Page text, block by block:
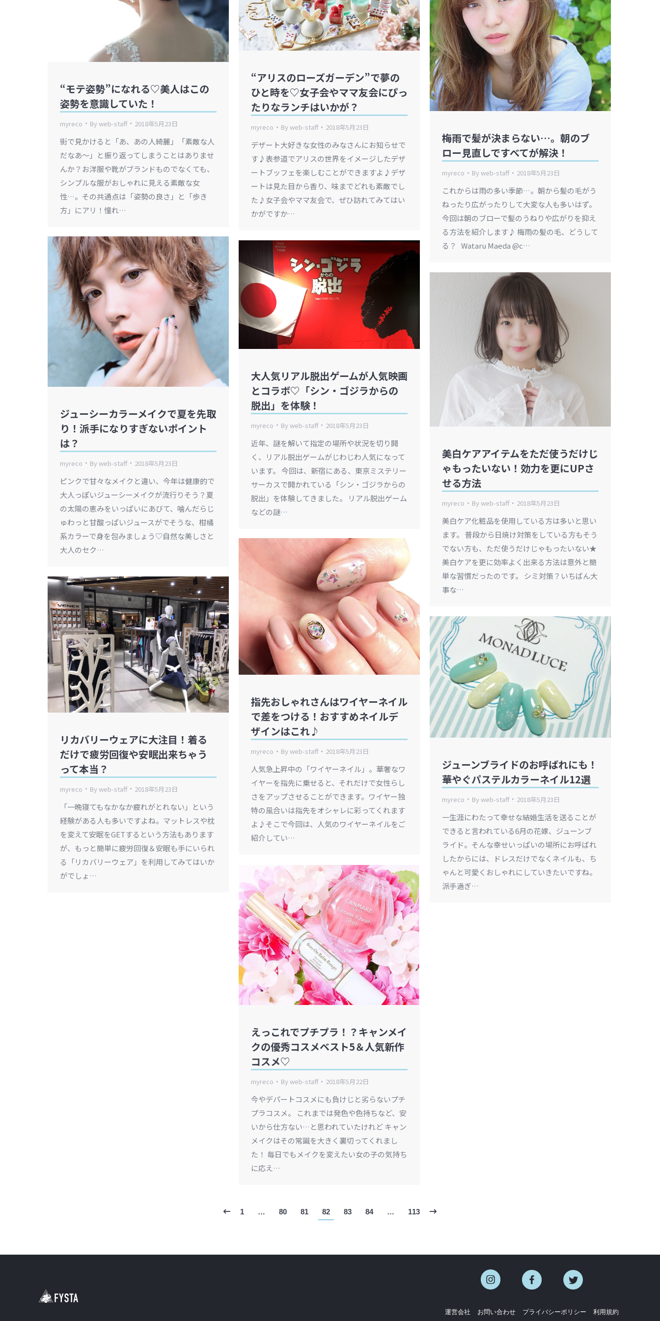
“モテ姿勢”になれる♡美人はこの
姿勢を意識していた！
myreco Byweb-staff 2018年5月23日
街で見かけると「あ、あの人綺麗」「素敵な人
だなあ～」と振り返ってしまうことはありませ
んか？お洋服や靴がブランドものでなくても、
シンプルな服がおしゃれに見える素敵な女
性…。その共通点は「姿勢の良さ」と「歩き
方」にアリ！憧れ…
“アリスのローズガーデン”で夢の
ひと時を♡女子会やママ友会にぴっ
たりなランチはいかが？
myreco Byweb-staff 2018年5月23日
デザート大好きな女性のみなさんにお知らせで
す♪表参道でアリスの世界をイメージしたデザ
ートブッフェを楽しむことができますよ♪デザ
ートは見た目から香り、味までどれも素敵でし
た♪女子会やママ友会で、ぜひ訪れてみてはい
かがですか…
梅雨で髪が決まらない…。朝のブ
ロー見直しですべてが解決！
myreco Byweb-staff 2018年5月23日
これからは雨の多い季節…。朝から髪の毛がう
ねったり広がったりして大変な人も多いはず。
今回は朝のブローで髪のうねりや広がりを抑え
る方法を紹介します♪ 梅雨の髪の毛、どうして
る？ Wataru Maeda @c…
ジューシーカラーメイクで夏を先取
り！派手になりすぎないポイント
は？
myreco Byweb-staff 2018年5月23日
ピンクで甘々なメイクと違い、今年は健康的で
大人っぽいジューシーメイクが流行りそう？夏
の太陽の恵みをいっぱいにあびて、噛んだらじ
ゅわっと甘酸っぱいジュースがでそうな、柑橘
系カラーで身を包みましょう♡自然な美しさと
大人のセク…
大人気リアル脱出ゲームが人気映画
とコラボ♡「シン・ゴジラからの
脱出」を体験！
myreco Byweb-staff 2018年5月23日
近年、謎を解いて指定の場所や状況を切り開
く、リアル脱出ゲームがじわじわ人気になって
います。 今回は、新宿にある、東京ミステリー
サーカスで開かれている「シン・ゴジラからの
脱出」を体験してきました。 リアル脱出ゲーム
などの謎…
美白ケアアイテムをただ使うだけじ
ゃもったいない！効力を更にUPさ
せる方法
myreco Byweb-staff 2018年5月23日
美白ケア化粧品を使用している方は多いと思い
ます。 普段から日焼け対策をしている方もそう
でない方も、ただ使うだけじゃもったいない★
美白ケアを更に効率よく出来る方法は意外と簡
単な習慣だったのです。 シミ対策？いちばん大
事な…
指先おしゃれさんはワイヤーネイル
で差をつける！おすすめネイルデ
ザインはこれ♪
myreco Byweb-staff 2018年5月23日
人気急上昇中の「ワイヤーネイル」。華奢なワ
イヤーを指先に乗せると、それだけで女性らし
さをアップさせることができます。ワイヤー独
特の風合いは指先をオシャレに彩ってくれます
よ♪そこで今回は、人気のワイヤーネイルをご
紹介してい…
リカバリーウェアに大注目！着る
だけで疲労回復や安眠出来ちゃう
って本当？
myreco Byweb-staff 2018年5月23日
「一晩寝てもなかなか疲れがとれない」という
経験がある人も多いですよね。マットレスや枕
を変えて安眠をGETするという方法もあります
が、もっと簡単に疲労回復＆安眠も手にいられ
る「リカバリーウェア」を利用してみてはいか
がでしょ…
ジューンブライドのお呼ばれにも！
華やぐパステルカラーネイル12選
myreco Byweb-staff 2018年5月23日
一生涯にわたって幸せな結婚生活を送ることが
できると言われている6月の花嫁、ジューンブ
ライド。そんな幸せいっぱいの場所にお呼ばれ
したからには、ドレスだけでなくネイルも、ち
ゃんと可愛くおしゃれにしていきたいですね。
派手過ぎ…
えっこれでプチプラ！？キャンメイ
クの優秀コスメベスト5＆人気新作
コスメ♡
myreco Byweb-staff 2018年5月22日
今やデパートコスメにも負けじと劣らないプチ
プラコスメ。 これまでは発色や色持ちなど、安
いから仕方ない…と思われていたけれど キャン
メイクはその常識を大きく裏切ってくれまし
た！ 毎日でもメイクを変えたい女の子の気持ち
に応え…
1 … 80 81 82 83 84 … 113
運営会社 お問い合わせ プライバシーポリシー 利用規約